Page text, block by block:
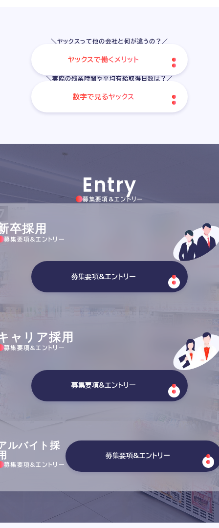
＼ヤックスって他の会社と何が違うの？／
ヤックスで働くメリット
＼実際の残業時間や平均有給取得日数は？／
数字で見るヤックス
Entry
募集要項&エントリー
卒採用
募集要項&エントリー
募集要項&エントリー
ャリア採用
募集要項&エントリー
募集要項&エントリー
ルバイト採
募集要項&エントリー
募集要項&エントリー